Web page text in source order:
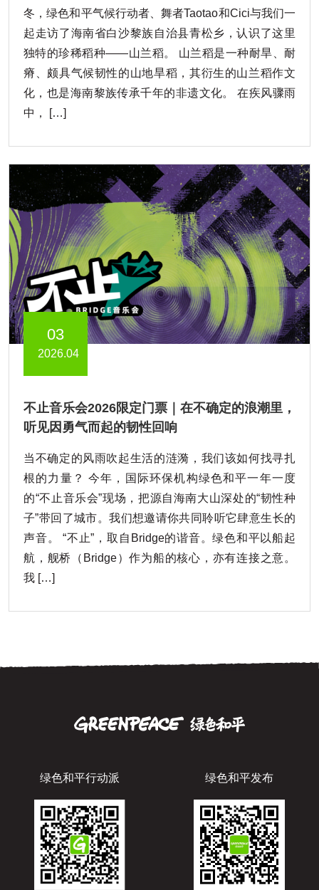
冬，绿色和平气候行动者、舞者Taotao和Cici与我们一
起走访了海南省白沙黎族自治县青松乡，认识了这里
独特的珍稀稻种——山兰稻。 山兰稻是一种耐旱、耐
瘠、颇具气候韧性的山地旱稻，其衍生的山兰稻作文
化，也是海南黎族传承千年的非遗文化。 在疾风骤雨
中， […]
03
2026.04
不止音乐会2026限定门票｜在不确定的浪潮里，
听见因勇气而起的韧性回响
当不确定的风雨吹起生活的涟漪，我们该如何找寻扎
根的力量？ 今年，国际环保机构绿色和平一年一度
的“不止音乐会”现场，把源自海南大山深处的“韧性种
子”带回了城市。我们想邀请你共同聆听它肆意生长的
声音。 “不止”，取自Bridge的谐音。绿色和平以船起
航，舰桥（Bridge）作为船的核心，亦有连接之意。
我 […]
绿色和平行动派 绿色和平发布